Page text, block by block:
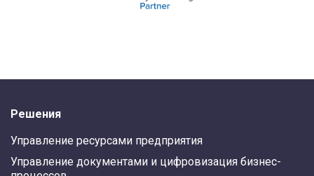
Решения
Управление ресурсами предприятия
Управление документами и цифровизация бизнес-